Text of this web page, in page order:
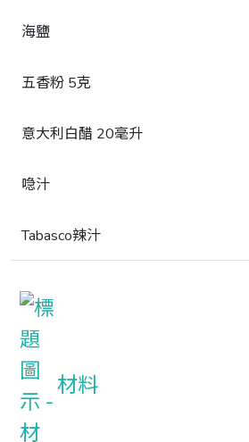
海鹽
五香粉 5克
意大利白醋 20毫升
喼汁
Tabasco辣汁
材料